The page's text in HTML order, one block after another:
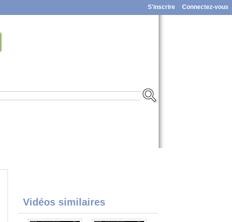
Connectez-vous
S'inscrire
Vidéos similaires